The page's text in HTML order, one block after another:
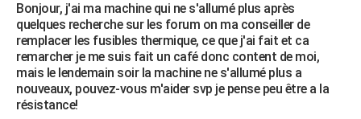
Mobiles
Meilleur smartphone
Internet
Ordinateurs
Jeux vidéo
Guide high-tech
+BRICOLAGE
Forum
Aménagement intérieur
Extérieur
Cuisine
Salle de bains
Jardinage
Rangement
WEEK-END
Guides de France
Escapades
Patrimoine
Expositions
Musées
Week-end nature
+LIFESTYLE
Art de vivre
Bien-être
Loisirs
Mode
Modes de vie
Bonjour, j'ai ma machine qui ne s'allumé plus après
quelques recherche sur les forum on ma conseiller de
remplacer les fusibles thermique, ce que j'ai fait et ca
remarcher je me suis fait un café donc content de moi,
mais le lendemain soir la machine ne s'allumé plus a
nouveaux, pouvez-vous m'aider svp je pense peu être a la
résistance!